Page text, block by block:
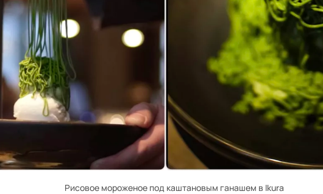
Рисовое мороженое под каштановым ганашем в Ikura